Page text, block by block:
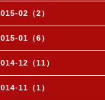
02（2）
01（6）
12（11）
11（1）